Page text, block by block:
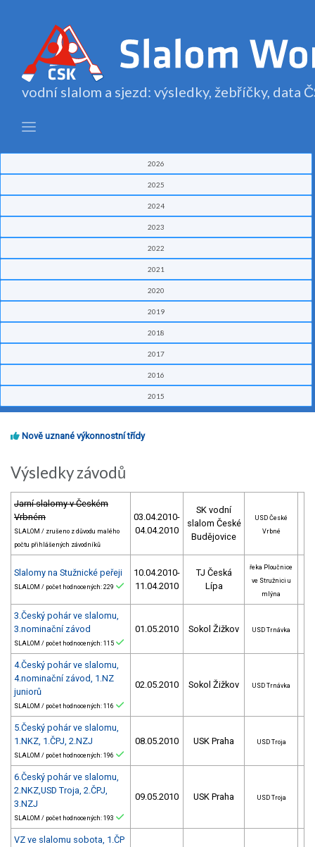
vodní slalom a sjezd: výsledky, žebříčky, data
2026
2025
2024
2023
2022
2021
2020
2019
2018
2017
2016
2015
Nově uznané výkonnostní třídy
Výsledky závodů
Jarní slalomy v Českém
Vrbném
SLALOM / zrušeno z důvodu malého
počtu přihlášených závodníků
03.04.2010-
04.04.2010
SK vodní
slalom České
Budějovice
USD České
Vrbné
Slalomy na Stužnické peřeji
SLALOM / počet hodnocených: 229
10.04.2010-
11.04.2010
TJ Česká
Lípa
řeka Ploučnice
ve Stružnici u
mlýna
3.Český pohár ve slalomu,
3.nominační závod
SLALOM / počet hodnocených: 115
01.05.2010 Sokol Žižkov USD Trnávka
4.Český pohár ve slalomu,
4.nominační závod, 1.NZ
juniorů
SLALOM / počet hodnocených: 116
02.05.2010 Sokol Žižkov USD Trnávka
5.Český pohár ve slalomu,
1.NKZ, 1.ČPJ, 2.NZJ
SLALOM / počet hodnocených: 196
08.05.2010 USK Praha USD Troja
6.Český pohár ve slalomu,
2.NKZ,USD Troja, 2.ČPJ,
3.NZJ
SLALOM / počet hodnocených: 193
09.05.2010 USK Praha USD Troja
VZ ve slalomu sobota, 1.ČP